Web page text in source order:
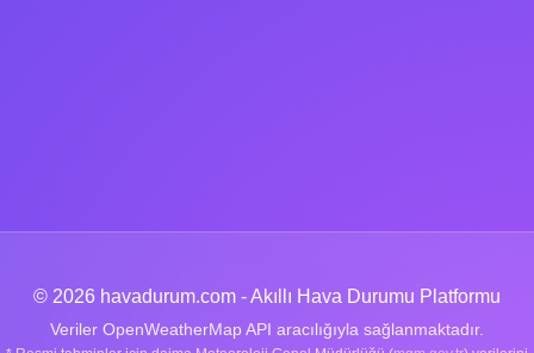
© 2026 havadurum.com - Akıllı Hava Durumu Platformu
Veriler OpenWeatherMap API aracılığıyla sağlanmaktadır.